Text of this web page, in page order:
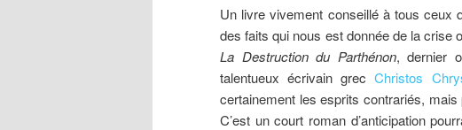
Un livre vivement conseillé à tous ceux
des faits qui nous est donnée de la crise
La Destruction du Parthénon, dernier
talentueux écrivain grecChristos
certainement les esprits contrariés,
C’est un court roman d’anticipation